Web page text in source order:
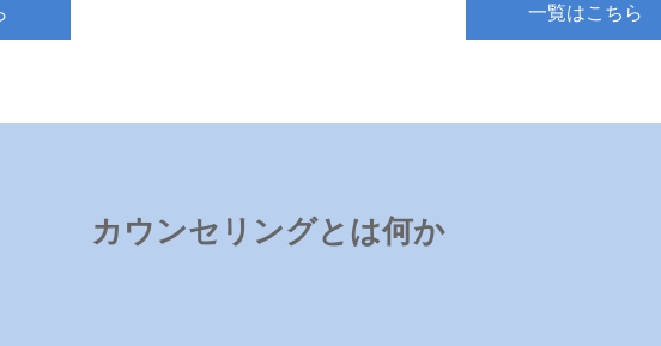
一覧はこちら
カウンセリングとは何か